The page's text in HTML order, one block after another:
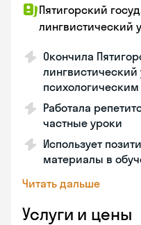
Пятигорский
лингвистический
Окончила
лингвистический
Работала
частные уроки
Использует
материалы в
Читать дальше
Услуги и цены